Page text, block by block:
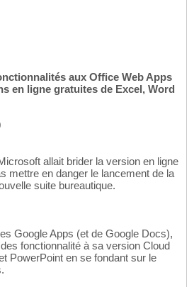
aux Office Web Apps
en ligne gratuites de Excel, Word
allait brider la version en ligne
mettre en danger le lancement de la
suite bureautique.
Google Apps (et de Google Docs),
fonctionnalité à sa version Cloud
PowerPoint en se fondant sur le